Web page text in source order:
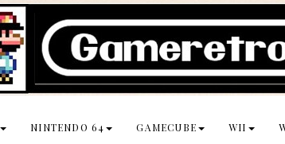
NINTENDO 64 GAMECUBE WII